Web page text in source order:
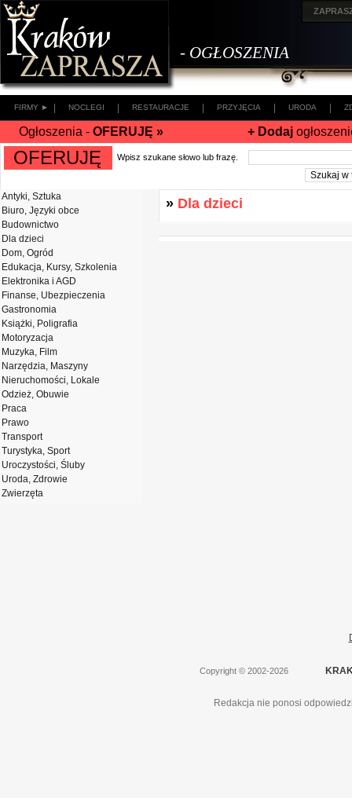
- OGŁOSZENIA
FIRMY ► NOCLEGI RESTAURACJE PRZYJĘCIA URODA
Ogłoszenia - OFERUJĘ » + Dodaj
OFERUJĘ Wpisz szukane słowo lub frazę.
Antyki, Sztuka
Biuro, Języki obce
Budownictwo
Dla dzieci
Dom, Ogród
Edukacja, Kursy, Szkolenia
Elektronika i AGD
Finanse, Ubezpieczenia
Gastronomia
Książki, Poligrafia
Motoryzacja
Muzyka, Film
Narzędzia, Maszyny
Nieruchomości, Lokale
Odzież, Obuwie
Praca
Prawo
Transport
Turystyka, Sport
Uroczystości, Śluby
Uroda, Zdrowie
Zwierzęta
» Dla dzieci
Copyright © 2002-2026
Redakcja nie ponosi